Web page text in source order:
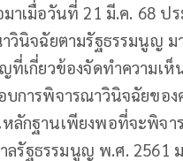
เมื่อวันที่ 21 มี.ค. 68 ปร
นิจฉัยตามรัฐธรรมนูญ ม
เกี่ยวข้องจัดทำความเ
การพิจารณาวินิจฉัยขอ
กฐานเพียงพอที่จะพิจาร
รัฐธรรมนูญ พ.ศ. 2561